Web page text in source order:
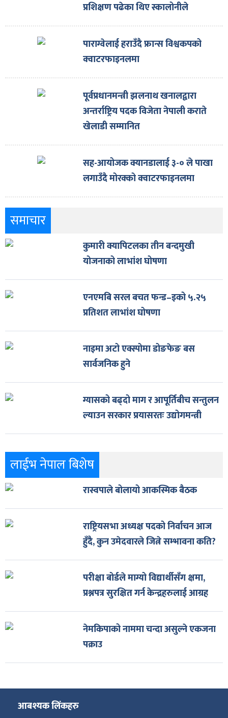
प्रशिक्षण पढेका थिए स्कालोनीले
पाराग्वेलाई हराउँदै फ्रान्स विश्वकपको
क्वाटरफाइनलमा
पूर्वप्रधानमन्त्री झलनाथ खनालद्वारा
अन्तर्राष्ट्रिय पदक विजेता नेपाली कराते
खेलाडी सम्मानित
सह-आयोजक क्यानडालाई ३-० ले पाखा
लगाउँदै मोरक्को क्वाटरफाइनलमा
समाचार
कुमारी क्यापिटलका तीन बन्दमुखी
योजनाको लाभांश घोषणा
एनएमबि सरल बचत फन्ड–इको ५.२५
प्रतिशत लाभांश घोषणा
नाइमा अटो एक्स्पोमा डोङफेङ बस
सार्वजनिक हुने
ग्यासको बढ्दो माग र आपूर्तिबीच सन्तुलन
ल्याउन सरकार प्रयासरतः उद्योगमन्त्री
लाईभ नेपाल बिशेष
रास्वपाले बोलायो आकस्मिक बैठक
राष्ट्रियसभा अध्यक्ष पदको निर्वाचन आज
हुँदै, कुन उमेदवारले जित्ने सम्भावना कति?
परीक्षा बोर्डले माग्यो विद्यार्थीसँग क्षमा,
प्रश्नपत्र सुरक्षित गर्न केन्द्रहरुलाई आग्रह
नेमकिपाको नाममा चन्दा असुल्ने एकजना
पक्राउ
आबश्यक लिंकहरु